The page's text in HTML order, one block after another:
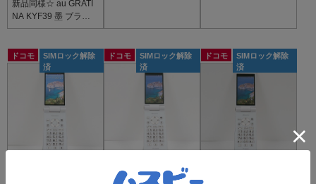
新品同様☆ au GRATI
NA KYF39 墨 ブラッ
ク 4G LTE ケータイ 携
ドコモ
SIMロック解除
済
ドコモ
SIMロック解除
済
B
ドコモ
SIMロック解除
済